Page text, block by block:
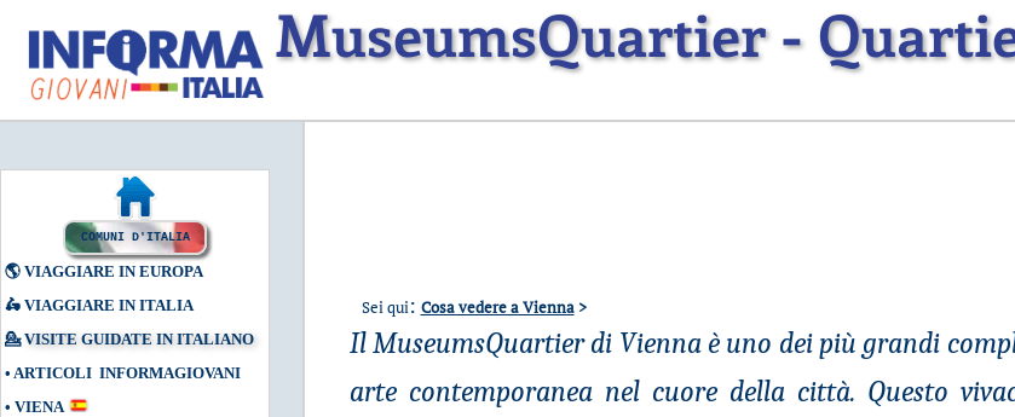
MuseumsQuartier -
COMUNI D'ITALIA
🌎 VIAGGIARE IN EUROPA
🛵 VIAGGIARE IN ITALIA
💁 VISITE GUIDATE IN ITALIANO
• ARTICOLI INFORMAGIOVANI
• VIENA
Sei qui: Cosa vedere a Vienna>
Il MuseumsQuartier di Vienna è uno dei più grandi
arte contemporanea nel cuore della città. Questo